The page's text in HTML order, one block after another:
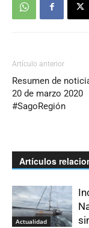
Artículo anterior
Resumen de
20 de marzo 2020
#SagoRegión
Artículos
Actualidad